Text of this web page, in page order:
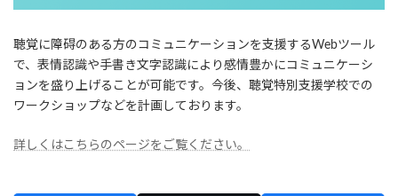
聴覚に障碍のある方のコミュニケーションを支援するWebツール
で、表情認識や手書き文字認識により感情豊かにコミュニケーシ
ョンを盛り上げることが可能です。今後、聴覚特別支援学校での
ワークショップなどを計画しております。
詳しくはこちらのページをご覧ください。